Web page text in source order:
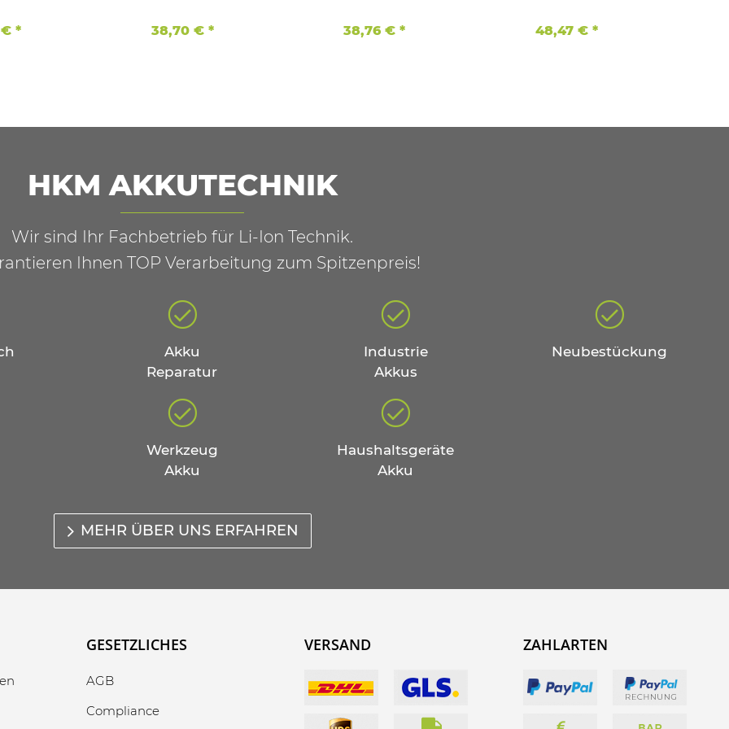
€* 38,70 € * 38,76 €* 48,47 € *
HKM AKKUTECHNIK
Wir sind Ihr Fachbetrieb für Li-Ion Technik.
Ihnen TOP Verarbeitung zum Spitzenpreis!
Akku
Reparatur
Industrie
Akkus
Neubestückung
Werkzeug
Akku
Haushaltsgeräte
Akku
MEHR ÜBER UNS ERFAHREN
GESETZLICHES
AGB
Compliance
VERSAND ZAHLARTEN